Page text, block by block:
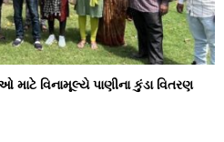
માટે વિનામૂલ્યે પાણીના કુંડા વિતરણ